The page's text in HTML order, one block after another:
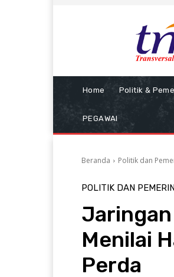
Home Politik &
PEGAWAI
Beranda Politik dan
POLITIK DAN
Menilai
Perda